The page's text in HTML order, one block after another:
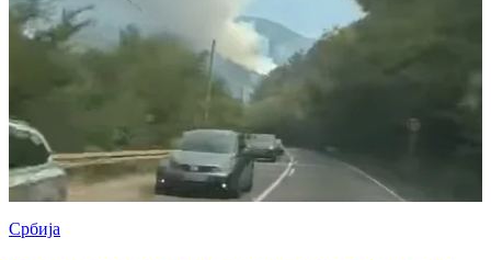
Србија